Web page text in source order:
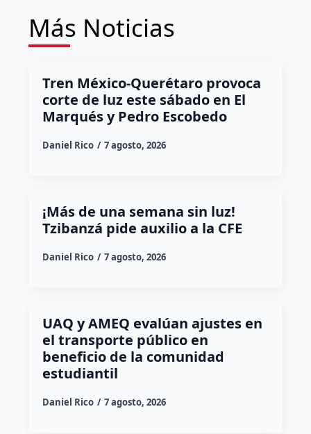
Más Noticias
Tren México-Querétaro provoca
corte de luz este sábado en El
Marqués y Pedro Escobedo
Daniel Rico 7 agosto, 2026
¡Más de una semana sin luz!
Tzibanzá pide auxilio a la CFE
Daniel Rico 7 agosto, 2026
UAQ y AMEQ evalúan ajustes en
el transporte público en
beneficio de la comunidad
estudiantil
Daniel Rico 7 agosto, 2026